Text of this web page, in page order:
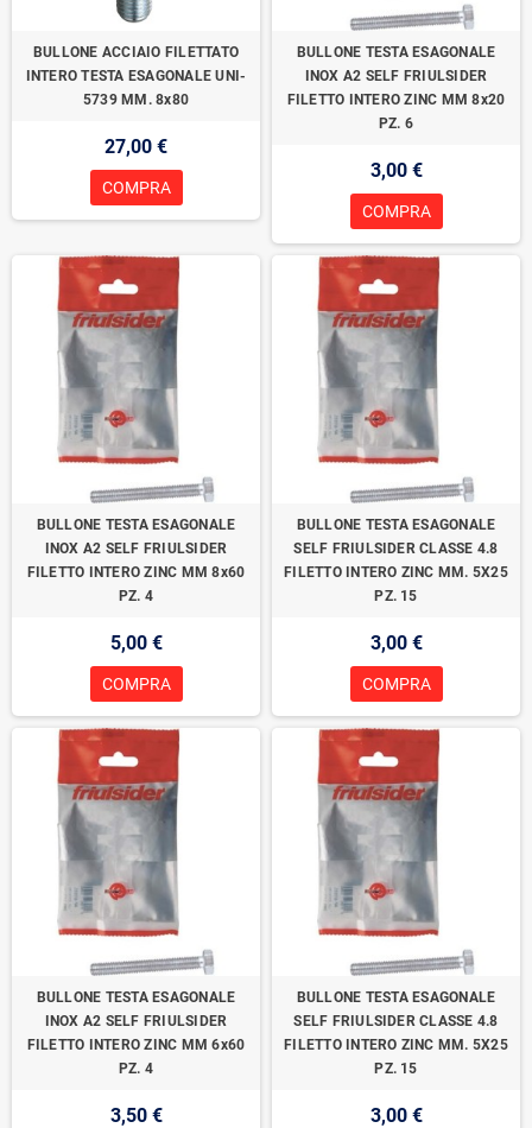
BULLONE ACCIAIO FILETTATO
INTERO TESTA ESAGONALE UNI-
5739 MM. 8x80
27,00 €
COMPRA
BULLONE TESTA ESAGONALE
INOX A2 SELF FRIULSIDER
FILETTO INTERO ZINC MM 8x20
PZ. 6
3,00 €
COMPRA
BULLONE TESTA ESAGONALE
INOX A2 SELF FRIULSIDER
FILETTO INTERO ZINC MM 8x60
PZ. 4
5,00 €
COMPRA
BULLONE TESTA ESAGONALE
SELF FRIULSIDER CLASSE 4.8
FILETTO INTERO ZINC MM. 5X25
PZ. 15
3,00 €
COMPRA
BULLONE TESTA ESAGONALE
INOX A2 SELF FRIULSIDER
FILETTO INTERO ZINC MM 6x60
PZ. 4
3,50 €
BULLONE TESTA ESAGONALE
SELF FRIULSIDER CLASSE 4.8
FILETTO INTERO ZINC MM. 5X25
PZ. 15
3,00 €